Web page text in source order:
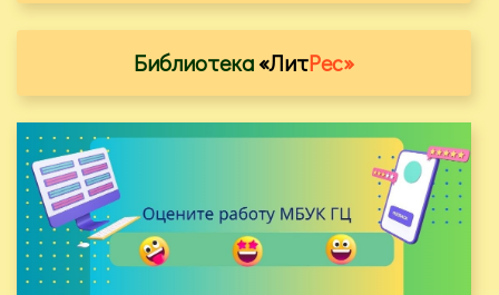
Библиотека«ЛитРес»